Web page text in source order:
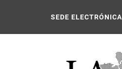
SEDE ELECTRÓNICA